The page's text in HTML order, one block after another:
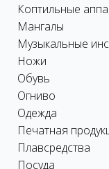
Коптильные
Мангалы
Музыкальные
Ножи
Обувь
Огниво
Одежда
Печатная
Плавсредства
Посуда